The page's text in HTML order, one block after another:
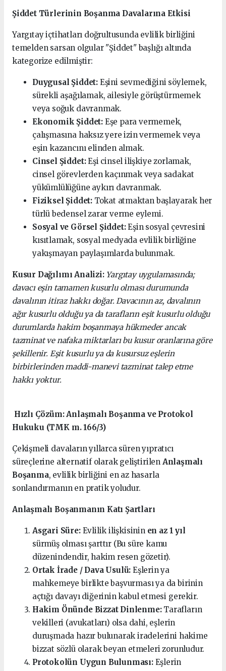
Şiddet Türlerinin Boşanma Davalarına Etkisi
Yargıtay içtihatları doğrultusunda evlilik birliğini
temelden sarsan olgular "Şiddet" başlığı altında
kategorize edilmiştir:
Duygusal Şiddet:Eşini sevmediğini söylemek,
sürekli aşağılamak, ailesiyle görüştürmemek
veya soğuk davranmak.
Ekonomik Şiddet:Eşe para vermemek,
çalışmasına haksız yere izin vermemek veya
eşin kazancını elinden almak.
Cinsel Şiddet:Eşi cinsel ilişkiye zorlamak,
cinsel görevlerden kaçınmak veya sadakat
yükümlülüğüne aykırı davranmak.
Fiziksel Şiddet:Tokat atmaktan başlayarak her
türlü bedensel zarar verme eylemi.
Sosyal ve Görsel Şiddet:Eşin sosyal çevresini
kısıtlamak, sosyal medyada evlilik birliğine
yakışmayan paylaşımlarda bulunmak.
Kusur Dağılımı Analizi: Yargıtay uygulamasında;
davacı eşin tamamen kusurlu olması durumunda
davalının itiraz hakkı doğar. Davacının az, davalının
ağır kusurlu olduğu ya da tarafların eşit kusurlu olduğu
durumlarda hakim boşanmaya hükmeder ancak
tazminat ve nafaka miktarları bu kusur oranlarına göre
şekillenir. Eşit kusurlu ya da kusursuz eşlerin
birbirlerinden maddi-manevi tazminat talep etme
hakkı yoktur.
Hızlı Çözüm: Anlaşmalı Boşanma ve Protokol
Hukuku (TMK m. 166/3)
Çekişmeli davaların yıllarca süren yıpratıcı
süreçlerine alternatif olarak geliştirilen Anlaşmalı
Boşanma, evlilik birliğini en az hasarla
sonlandırmanın en pratik yoludur.
Anlaşmalı Boşanmanın Katı Şartları
Asgari Süre:Evlilik ilişkisinin en az 1 yıl
sürmüş olması şarttır (Bu süre kamu
düzenindendir, hakim resen gözetir).
Ortak İrade / Dava Usulü: Eşlerin ya
mahkemeye birlikte başvurması ya da birinin
açtığı davayı diğerinin kabul etmesi gerekir.
Hakim Önünde Bizzat Dinlenme:Tarafların
vekilleri (avukatları) olsa dahi, eşlerin
duruşmada hazır bulunarak iradelerini hakime
bizzat sözlü olarak beyan etmeleri zorunludur.
Protokolün Uygun Bulunması:Eşlerin